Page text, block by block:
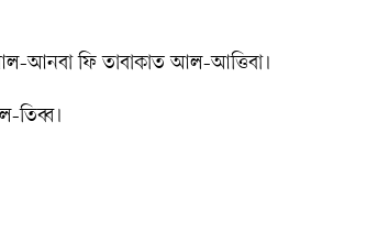
আনবা ফি তাবাকাত আল-আত্তিবা।
তিব্ব।